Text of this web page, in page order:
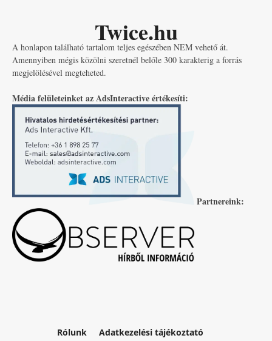
Twice.hu
A honlapon található tartalom teljes egészében NEM vehető át.
Amennyiben mégis közölni szeretnél belőle 300 karakterig a forrás
megjelölésével megteheted.
Média felületeinket az AdsInteractive értékesíti:
Partnereink:
Rólunk Adatkezelési tájékoztató